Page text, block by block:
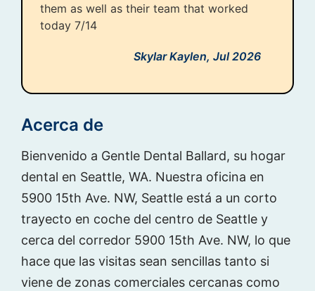
them as well as their team that worked
today 7/14
Skylar Kaylen, Jul 2026
Acerca de
Bienvenido a Gentle Dental Ballard, su hogar
dental en Seattle, WA. Nuestra oficina en
5900 15th Ave. NW, Seattle está a un corto
trayecto en coche del centro de Seattle y
cerca del corredor 5900 15th Ave. NW, lo que
hace que las visitas sean sencillas tanto si
viene de zonas comerciales cercanas como